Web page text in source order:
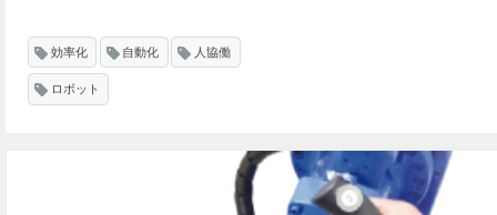
効率化 自動化 人協働
ロボット